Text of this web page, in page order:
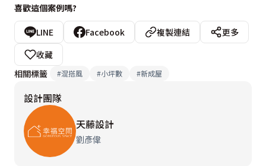
喜歡這個案例嗎?
LINE Facebook 複製連結
更多
收藏
相關標籤
#混搭風 #小坪數 #新成屋
設計團隊
天藤設計
劉彥偉